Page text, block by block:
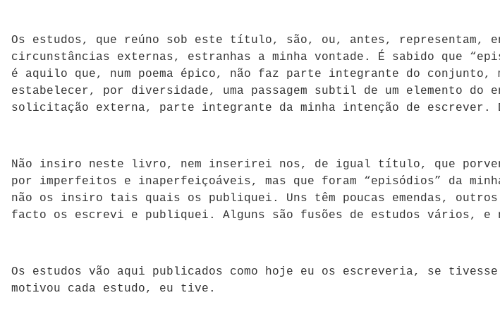
Os estudos, que reúno sob este título, são, ou, antes, representam,
circunstâncias externas, estranhas a minha vontade. É sabido que
é aquilo que, num poema épico, não faz parte integrante do
estabelecer, por diversidade, uma passagem subtil de um elemento do
solicitação externa, parte integrante da minha intenção de
Não insiro neste livro, nem inserirei nos, de igual título, que
por imperfeitos e inaperfeiçoáveis, mas que foram “episódios” da
não os insiro tais quais os publiquei. Uns têm poucas emendas,
facto os escrevi e publiquei. Alguns são fusões de estudos vários,
Os estudos vão aqui publicados como hoje eu os escreveria, se
motivou cada estudo, eu tive.